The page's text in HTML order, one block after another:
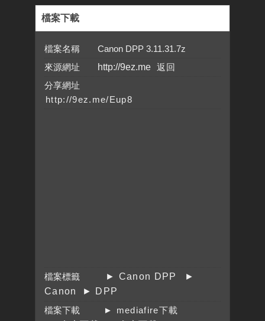
檔案下載
檔案名稱 Canon DPP 3.11.31.7z
來源網址
http://9ez.me
分享網址
檔案標籤 ► Canon DPP
►
Canon
► DPP
檔案下載